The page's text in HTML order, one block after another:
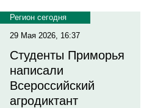
Регион сегодня
29 Мая 2026, 16:37
Студенты Приморья
написали
Всероссийский
агродиктант